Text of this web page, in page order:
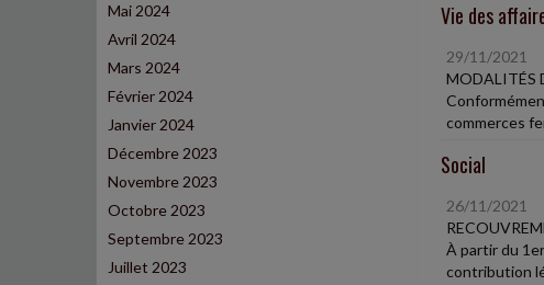
Mai 2024
Avril 2024
Mars 2024
Février 2024
Janvier 2024
Décembre 2023
Novembre 2023
Octobre 2023
Septembre 2023
Juillet 2023
Vie des
29/11/2021
MODALITÉS
commerces
Social
26/11/2021
À partir du
contribution